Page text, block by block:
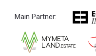
Main Partner: